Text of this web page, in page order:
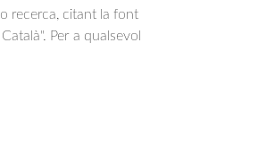
recerca, citant la font
Per a qualsevol